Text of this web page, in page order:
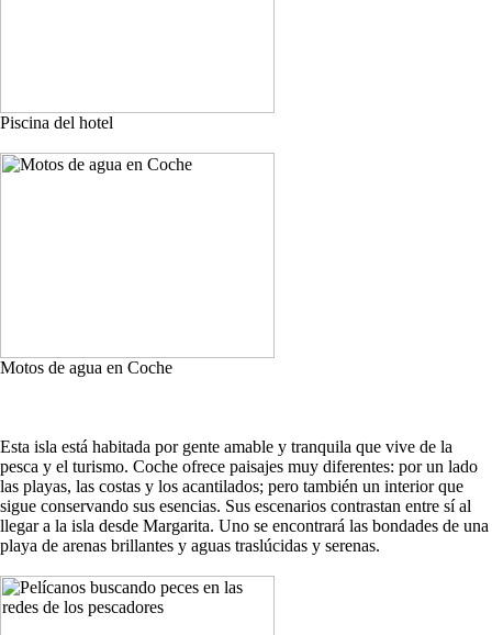
Piscina del hotel
Motos de agua en Coche
Esta isla está habitada por gente amable y tranquila que vive de la
pesca y el turismo. Coche ofrece paisajes muy diferentes: por un lado
las playas, las costas y los acantilados; pero también un interior que
sigue conservando sus esencias. Sus escenarios contrastan entre sí al
llegar a la isla desde Margarita. Uno se encontrará las bondades de una
playa de arenas brillantes y aguas traslúcidas y serenas.